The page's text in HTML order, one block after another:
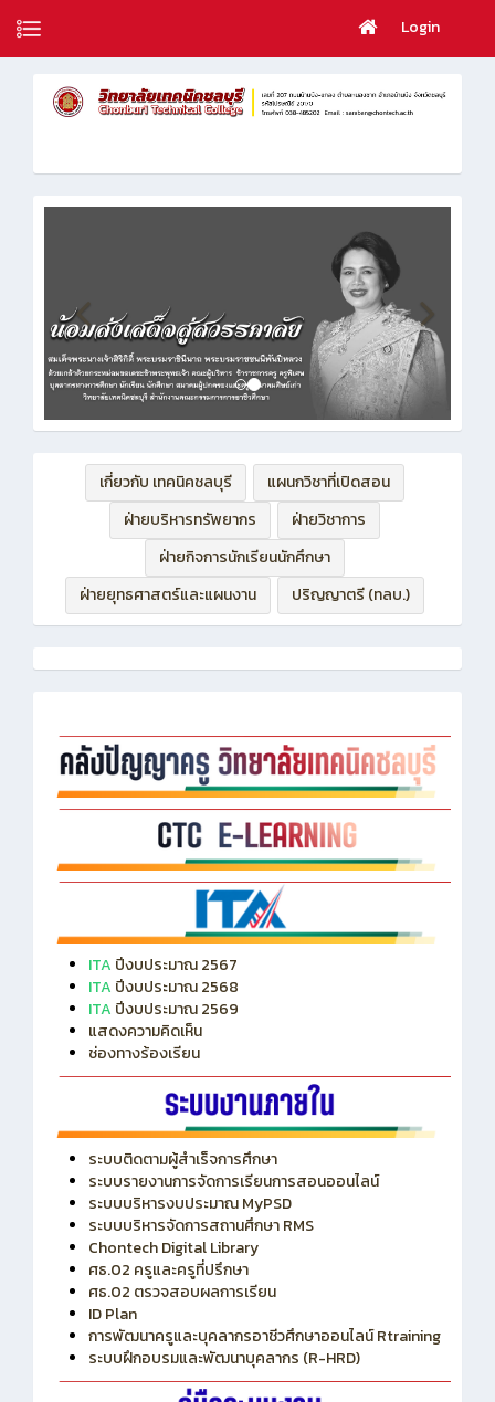
Login
เกี่ยวกับ เทคนิคชลบุรี
แผนกวิชาที่เปิดสอน
ฝ่ายบริหารทรัพยากร
ฝ่ายวิชาการ
ฝ่ายกิจการนักเรียนนักศึกษา
ฝ่ายยุทธศาสตร์และแผนงาน
ปริญญาตรี (ทลบ.)
ITA ปีงบประมาณ 2567
ITA ปีงบประมาณ 2568
ITA ปีงบประมาณ 2569
แสดงความคิดเห็น
ช่องทางร้องเรียน
ระบบติดตามผู้สำเร็จการศึกษา
ระบบรายงานการจัดการเรียนการสอนออนไลน์
ระบบบริหารงบประมาณ MyPSD
ระบบบริหารจัดการสถานศึกษา RMS
Chontech Digital Library
ศธ.02 ครูและครูที่ปรึกษา
ศธ.02 ตรวจสอบผลการเรียน
ID Plan
การพัฒนาครูและบุคลากรอาชีวศึกษาออนไลน์ Rtraining
ระบบฝึกอบรมและพัฒนาบุคลากร (R-HRD)